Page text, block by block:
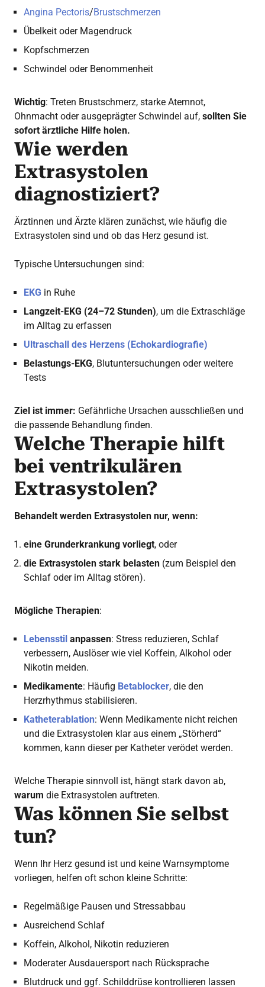
Angina Pectoris/Brustschmerzen
Übelkeit oder Magendruck
Kopfschmerzen
Schwindel oder Benommenheit
Wichtig: Treten Brustschmerz, starke Atemnot,
Ohnmacht oder ausgeprägter Schwindel auf, sollten Sie
sofort ärztliche Hilfe holen.
Wie werden
Extrasystolen
diagnostiziert?
Ärztinnen und Ärzte klären zunächst, wie häufig die
Extrasystolen sind und ob das Herz gesund ist.
Typische Untersuchungen sind:
EKG in Ruhe
Langzeit-EKG (24–72 Stunden), um die Extraschläge
im Alltag zu erfassen
Ultraschall des Herzens (Echokardiografie)
Belastungs-EKG, Blutuntersuchungen oder weitere
Tests
Ziel ist immer: Gefährliche Ursachen ausschließen und
die passende Behandlung finden.
Welche Therapie hilft
bei ventrikulären
Extrasystolen?
Behandelt werden Extrasystolen nur, wenn:
eine Grunderkrankung vorliegt, oder
die Extrasystolen stark belasten (zum Beispiel den
Schlaf oder im Alltag stören).
Mögliche Therapien:
Lebensstil anpassen: Stress reduzieren, Schlaf
verbessern, Auslöser wie viel Koffein, Alkohol oder
Nikotin meiden.
Medikamente: Häufig Betablocker, die den
Herzrhythmus stabilisieren.
Katheterablation: Wenn Medikamente nicht reichen
und die Extrasystolen klar aus einem „Störherd“
kommen, kann dieser per Katheter verödet werden.
Welche Therapie sinnvoll ist, hängt stark davon ab,
warum die Extrasystolen auftreten.
Was können Sie selbst
tun?
Wenn Ihr Herz gesund ist und keine Warnsymptome
vorliegen, helfen oft schon kleine Schritte:
Regelmäßige Pausen und Stressabbau
Ausreichend Schlaf
Koffein, Alkohol, Nikotin reduzieren
Moderater Ausdauersport nach Rücksprache
Blutdruck und ggf. Schilddrüse kontrollieren lassen